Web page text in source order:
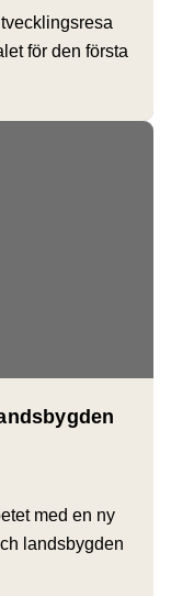
för den första
med en ny
landsbygden